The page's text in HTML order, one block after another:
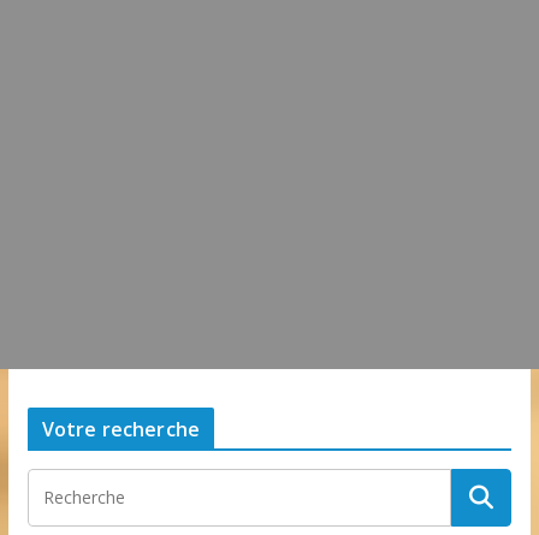
Votre recherche